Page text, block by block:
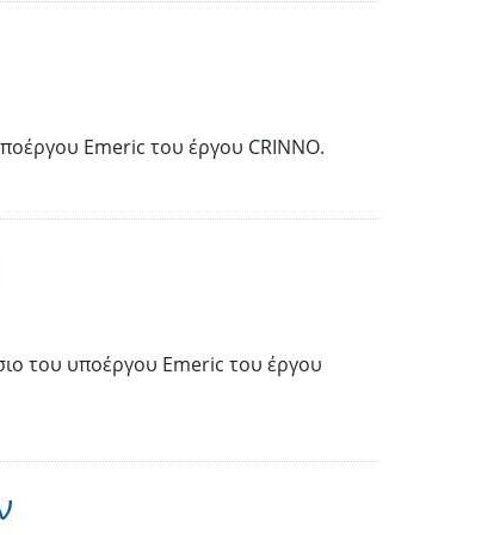
Emeric του έργου CRINNO.
του υποέργου Emeric του έργου